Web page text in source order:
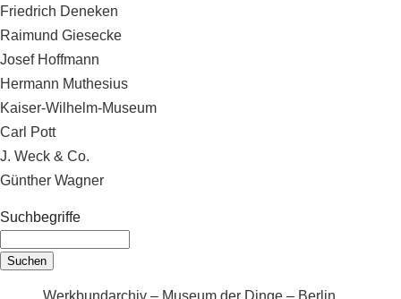
Friedrich Deneken
Raimund Giesecke
Josef Hoffmann
Hermann Muthesius
Kaiser-Wilhelm-Museum
Carl Pott
J. Weck & Co.
Günther Wagner
Suchbegriffe
Werkbundarchiv – Museum der Dinge – Berlin